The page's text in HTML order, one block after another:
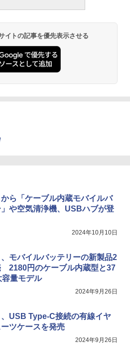
イトの記事を優先表示させる
ら「ケーブル内蔵モバイルバ
や空気清浄機、USBハブが登
2024年10月10日
モバイルバッテリーの新製品2
2180円のケーブル内蔵型と37
量モデル
2024年9月26日
USB Type-C接続の有線イヤ
ツケースを発売
2024年9月26日